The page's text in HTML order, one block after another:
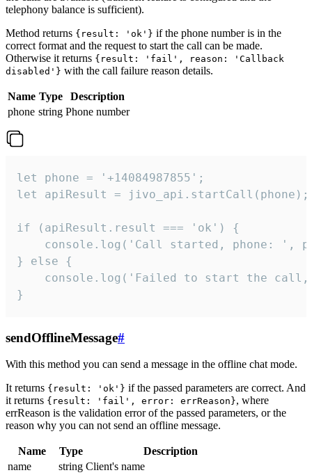
telephony balance is sufficient).
Method returns {result: 'ok'} if the phone number is in the
correct format and the request to start the call can be made.
Otherwise it returns {result: 'fail', reason: 'Callback
disabled'} with the call failure reason details.
Name Type
Description
phone string Phone number
let phone = '+14084987855';
let apiResult = jivo_api.startCall(phone);
if (apiResult.result === 'ok') {
console.log('Call started, phone: ',
} else {
console.log('Failed to start the
}
sendOfflineMessage#
With this method you can send a message in the offline chat mode.
It returns {result: 'ok'} if the passed parameters are correct. And
it returns {result: 'fail', error: errReason}, where
errReason is the validation error of the passed parameters, or the
reason why you can not send an offline message.
Name Type
Description
name
string Client's name